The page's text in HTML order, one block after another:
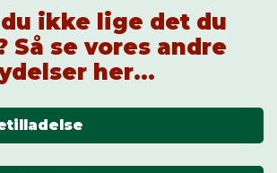
ikke lige det du
Så se vores andre
her...